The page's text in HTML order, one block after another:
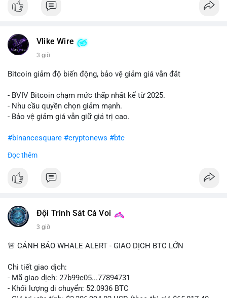
$btc
📰 Nguồn: Cointelegraph
Vlike Wire
3 giờ
Bitcoin giảm độ biến động, bảo vệ giảm giá vẫn đắt
- BVIV Bitcoin chạm mức thấp nhất kể từ 2025.
- Nhu cầu quyền chọn giảm mạnh.
- Bảo vệ giảm giá vẫn giữ giá trị cao.
#binancesquare #cryptonews #btc
$btc
#vlikevn #titanbot
Đọc thêm
Đội Trinh Sát Cá Voi
3 giờ
🚨 CẢNH BÁO WHALE ALERT - GIAO DỊCH BTC LỚN
Chi tiết giao dịch:
- Mã giao dịch: 27b99c05...77894731
- Khối lượng di chuyển: 52.0936 BTC